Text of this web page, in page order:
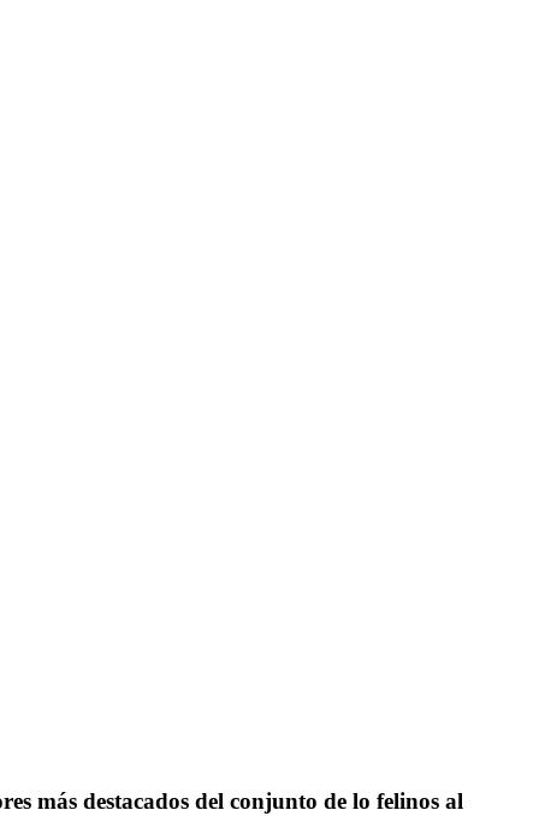
más destacados del conjunto de lo felinos al